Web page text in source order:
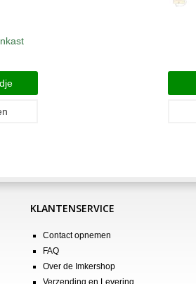
KLANTENSERVICE
Contact opnemen
FAQ
Over de Imkershop
Verzending en Levering